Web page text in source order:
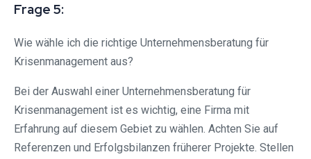
Frage 5:
Wie wähle ich die richtige Unternehmensberatung für
Krisenmanagement aus?
Bei der Auswahl einer Unternehmensberatung für
Krisenmanagement ist es wichtig, eine Firma mit
Erfahrung auf diesem Gebiet zu wählen. Achten Sie auf
Referenzen und Erfolgsbilanzen früherer Projekte. Stellen